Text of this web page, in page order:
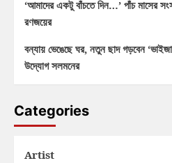
‘আমাদের একটু বাঁচতে দিন…’ পাঁচ মাসের
রণজয়ের
বন্যায় ভেঙেছে ঘর, নতুন ছাদ গড়বেন
উদ্যোগ সলমনের
Categories
Artist